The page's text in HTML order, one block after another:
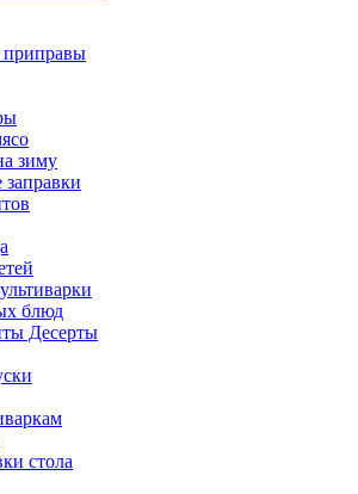
приправы
зиму
блюд
Десерты
стола